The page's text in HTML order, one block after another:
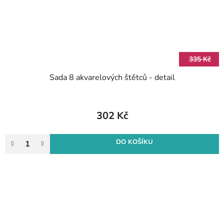
335 Kč
Sada 8 akvarelových štětců - detail
302 Kč
DO KOŠÍKU